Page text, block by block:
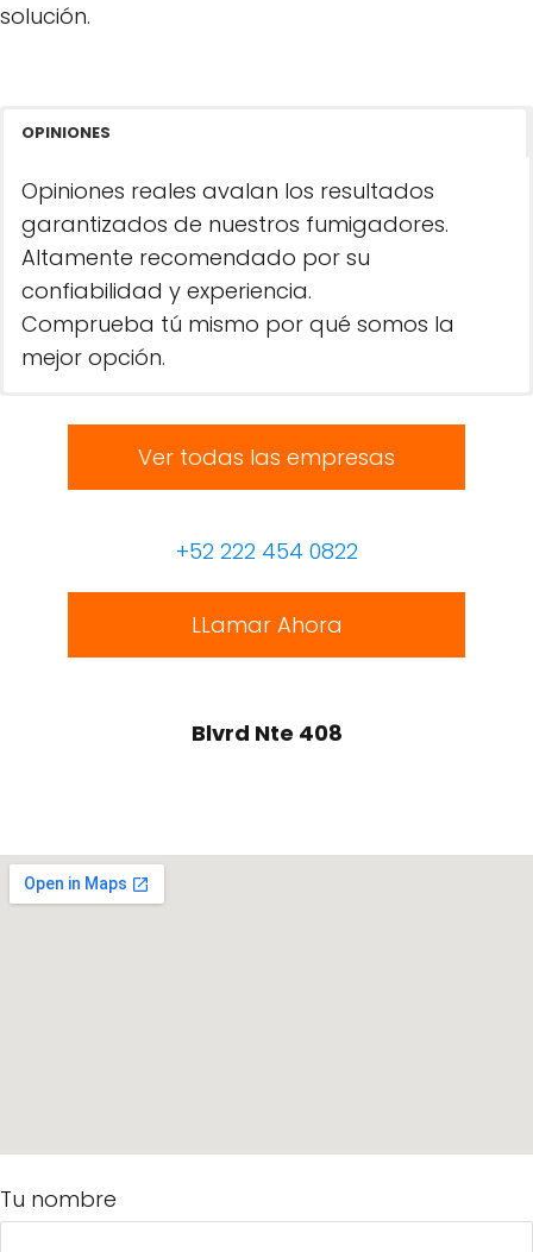
solución.
OPINIONES
Opiniones reales avalan los resultados
garantizados de nuestros fumigadores.
Altamente recomendado por su
confiabilidad y experiencia.
Comprueba tú mismo por qué somos la
mejor opción.
Ver todas las empresas
+52 222 454 0822
LLamar Ahora
Blvrd Nte 408
Tu nombre